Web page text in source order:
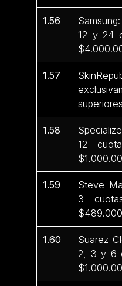
1.56
12 y 24
1.57
1.58
12
1.59
Steve
3
1.60
Suarez
2, 3 y 6